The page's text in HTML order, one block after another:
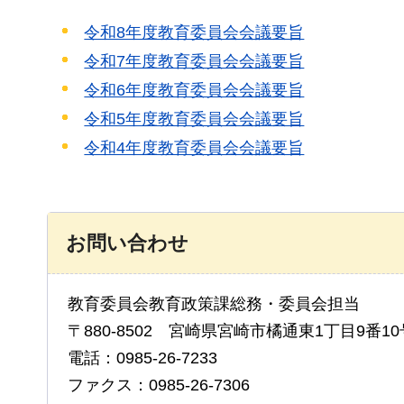
令和8年度教育委員会会議要旨
令和7年度教育委員会会議要旨
令和6年度教育委員会会議要旨
令和5年度教育委員会会議要旨
令和4年度教育委員会会議要旨
お問い合わせ
教育委員会教育政策課総務・委員会担当
〒880-8502 宮崎県宮崎市橘通東1丁目9番10
電話：0985-26-7233
ファクス：0985-26-7306